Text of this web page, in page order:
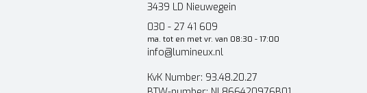
3439 LD Nieuwegein
030 - 27 41 609
ma. tot en met vr. van 08:30 - 17:00
info@lumineux.nl
KvK Number: 93.48.20.27